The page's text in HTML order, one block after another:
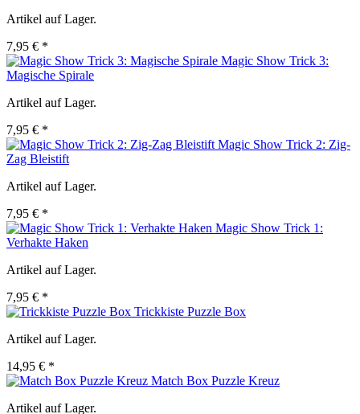
Artikel auf Lager.
7,95 € *
Magic Show Trick 3:
Magische Spirale
Artikel auf Lager.
7,95 € *
Magic Show Trick 2: Zig-
Zag Bleistift
Artikel auf Lager.
7,95 € *
Magic Show Trick 1:
Verhakte Haken
Artikel auf Lager.
7,95 € *
Trickkiste Puzzle Box
Artikel auf Lager.
14,95 € *
Match Box Puzzle Kreuz
Artikel auf Lager.